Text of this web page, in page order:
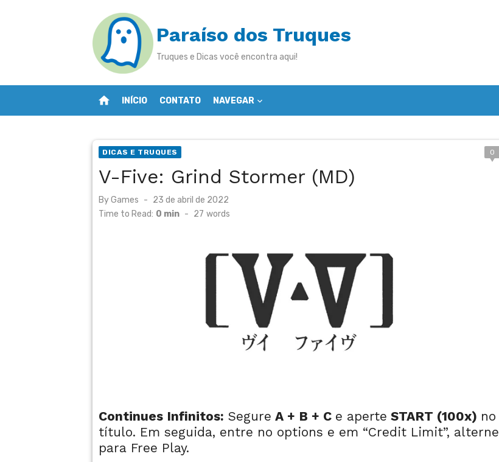
Paraíso dos Truques
Truques e Dicas você encontra aqui!
home INÍCIO CONTATO NAVEGAR
DICAS E TRUQUES 0
V-Five: Grind Stormer (MD)
ByGames
Posted
on
23 de abril de 2022
Time to Read: 0 min - 27 words
Continues Infinitos: Segure A + B + C e aperte START (100x) no
título. Em seguida, entre no options e em “Credit Limit”, alterne
para Free Play.